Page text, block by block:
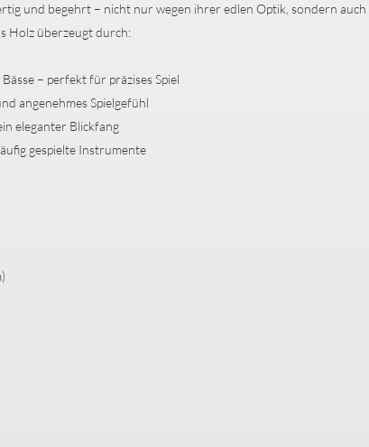
und begehrt – nicht nur wegen ihrer edlen Optik, sondern auch
Holz überzeugt durch:
– perfekt für präzises Spiel
angenehmes Spielgefühl
eleganter Blickfang
gespielte Instrumente